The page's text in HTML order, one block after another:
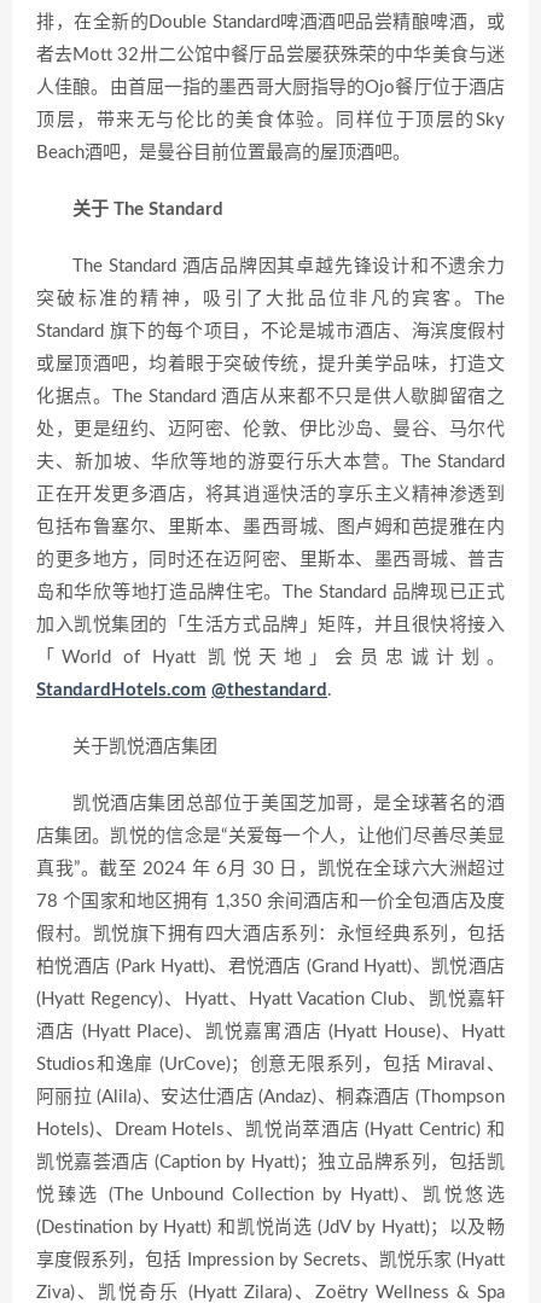
排，在全新的Double Standard啤酒酒吧品尝精酿啤酒，或
者去Mott 32卅二公馆中餐厅品尝屡获殊荣的中华美食与迷
人佳酿。由首屈一指的墨西哥大厨指导的Ojo餐厅位于酒店
顶层，带来无与伦比的美食体验。同样位于顶层的Sky
Beach酒吧，是曼谷目前位置最高的屋顶酒吧。
关于 The Standard
The Standard 酒店品牌因其卓越先锋设计和不遗余力
突破标准的精神，吸引了大批品位非凡的宾客。The
Standard 旗下的每个项目，不论是城市酒店、海滨度假村
或屋顶酒吧，均着眼于突破传统，提升美学品味，打造文
化据点。The Standard 酒店从来都不只是供人歇脚留宿之
处，更是纽约、迈阿密、伦敦、伊比沙岛、曼谷、马尔代
夫、新加坡、华欣等地的游耍行乐大本营。The Standard
正在开发更多酒店，将其逍遥快活的享乐主义精神渗透到
包括布鲁塞尔、里斯本、墨西哥城、图卢姆和芭提雅在内
的更多地方，同时还在迈阿密、里斯本、墨西哥城、普吉
岛和华欣等地打造品牌住宅。The Standard 品牌现已正式
加入凯悦集团的「生活方式品牌」矩阵，并且很快将接入
「World of Hyatt 凯悦天地」会员忠诚计划。
StandardHotels.com @thestandard .
关于凯悦酒店集团
凯悦酒店集团总部位于美国芝加哥，是全球著名的酒
店集团。凯悦的信念是“关爱每一个人，让他们尽善尽美显
真我”。截至 2024 年 6月 30 日，凯悦在全球六大洲超过
78 个国家和地区拥有 1,350 余间酒店和一价全包酒店及度
假村。凯悦旗下拥有四大酒店系列：永恒经典系列，包括
柏悦酒店 (Park Hyatt)、君悦酒店 (Grand Hyatt)、凯悦酒店
(Hyatt Regency)、Hyatt、Hyatt Vacation Club、凯悦嘉轩
酒店 (Hyatt Place)、凯悦嘉寓酒店 (Hyatt House)、Hyatt
Studios和逸扉 (UrCove)；创意无限系列，包括 Miraval、
阿丽拉 (Alila)、安达仕酒店 (Andaz)、桐森酒店 (Thompson
Hotels)、Dream Hotels、凯悦尚萃酒店 (Hyatt Centric) 和
凯悦嘉荟酒店 (Caption by Hyatt)；独立品牌系列，包括凯
悦臻选 (The Unbound Collection by Hyatt)、凯悦悠选
(Destination by Hyatt) 和凯悦尚选 (JdV by Hyatt)；以及畅
享度假系列，包括 Impression by Secrets、凯悦乐家 (Hyatt
Ziva)、凯悦奇乐 (Hyatt Zilara)、Zoëtry Wellness & Spa